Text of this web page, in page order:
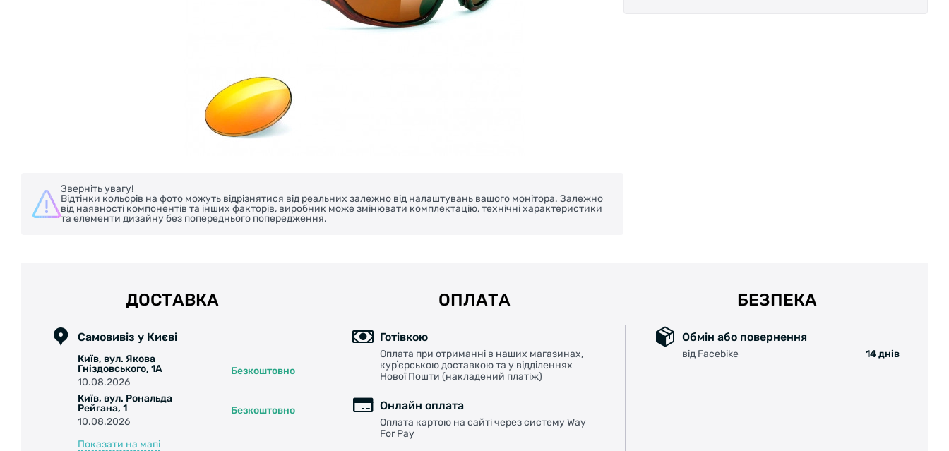
Зверніть увагу!
Відтінки кольорів на фото можуть відрізнятися від реальних залежно від налаштувань вашого монітора. Залежно
від наявності компонентів та інших факторів, виробник може змінювати комплектацію, технічні характеристики
та елементи дизайну без попереднього попередження.
ДОСТАВКА
Самовивіз у Києві
Київ, вул. Якова
Гніздовського, 1А
10.08.2026
Безкоштовно
Київ, вул. Рональда
Рейгана, 1
10.08.2026
Безкоштовно
Показати на мапі
ОПЛАТА
Готівкою
Оплата при отриманні в наших магазинах,
курʼєрською доставкою та у відділеннях
Нової Пошти (накладений платіж)
Онлайн оплата
Оплата картою на сайті через систему Way
For Pay
БЕЗПЕКА
Обмін або повернення
від Facebike 14 днів